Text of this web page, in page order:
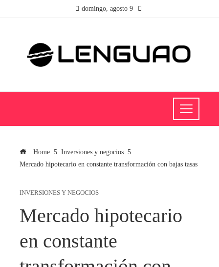
domingo, agosto 9
Home
Inversiones y negocios
Mercado hipotecario en constante transformación con bajas tasas
INVERSIONES Y NEGOCIOS
Mercado hipotecario
en constante